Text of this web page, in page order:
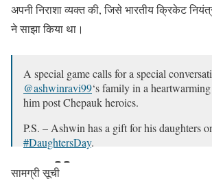
अपनी निराशा व्यक्त की, जिसे भारतीय क्रिकेट
ने साझा किया था।
A special game calls for a special
@ashwinravi99‘s family in a
him post Chepauk heroics.
P.S. – Ashwin has a gift for his daughters
#DaughtersDay.
Watch 👇👇
सामग्री सूची